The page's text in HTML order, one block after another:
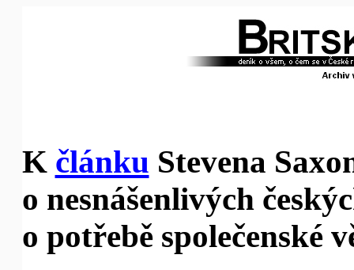
K článku Stevena
o nesnášenlivých
o potřebě společenské